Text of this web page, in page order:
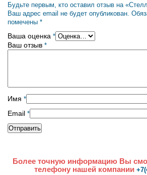
Будьте первым, кто оставил отзыв на
Ваш адрес email не будет опубликован.
помечены *
Ваша оценка *
Ваш отзыв *
Имя *
Email *
Более точную информацию Вы
телефону нашей компании